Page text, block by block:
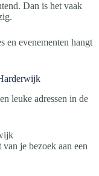
Dan is het vaak
en evenementen hangt
leuke adressen in de
je bezoek aan een